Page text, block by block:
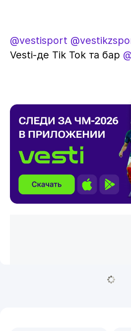
@vestisport
Vesti-де Tik Tok та бар